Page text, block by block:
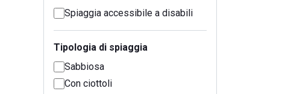
Spiaggia accessibile a disabili
Tipologia di spiaggia
Sabbiosa
Con ciottoli